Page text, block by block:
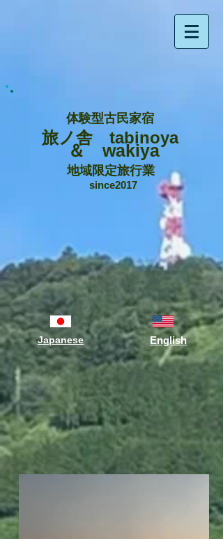
体験型古民家宿
旅ノ舎 tabinoya
＆ wakiya
地域限定旅行業
since2017
Japanese English